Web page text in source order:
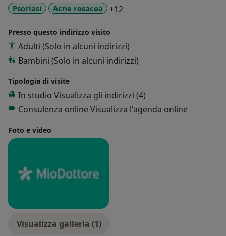
Nel 2022 ha conseguito un Master di II livello in
Siena.
Attualmente lavora come Dirigente Medico presso E.O.
livello a carattere prevalentemente oncologico di
screening tumori cutanei, follow up mediante
videodermatoscopia e chirurgia dermatologica. Svolge
e a Milano.
Italiani (ADOI) e della Società Italiana di Dermatologia
e Malattie Sessualmente Trasmesse (SIDeMaST).
Psoriasi
Acne rosacea +12
Presso questo indirizzo visito
Adulti (Solo in alcuni indirizzi)
Bambini (Solo in alcuni indirizzi)
Tipologia di visite
In studio Visualizza gli indirizzi (4)
Consulenza online Visualizza l'agenda online
Foto e video
Visualizza galleria (1)